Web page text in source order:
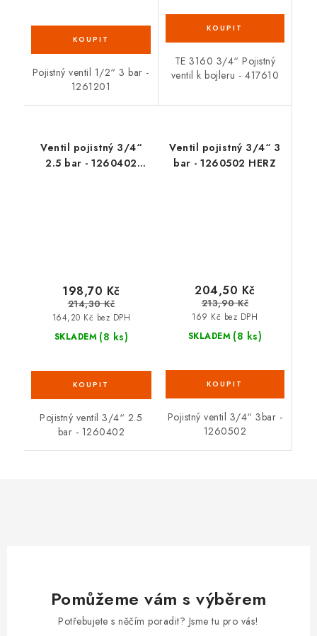
Pojistný ventil 1/2“ 3 bar -
1261201
TE 3160 3/4“ Pojistný
ventil k bojleru - 417610
Ventil pojistný 3/4“
2.5 bar - 1260402
SKLADEM (8 ks)
164,20 Kč bez DPH
198,70 Kč
214,30 Kč
Pojistný ventil 3/4“ 2.5
bar - 1260402
Ventil pojistný 3/4“ 3
bar - 1260502 HERZ
SKLADEM (8 ks)
169 Kč bez DPH
204,50 Kč
213,90 Kč
Pojistný ventil 3/4“ 3bar -
1260502
Pomůžeme vám s výběrem
Potřebujete s něčím poradit? Jsme tu pro vás!